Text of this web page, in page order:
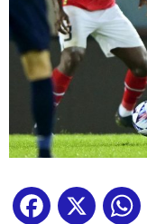
Facebook
X